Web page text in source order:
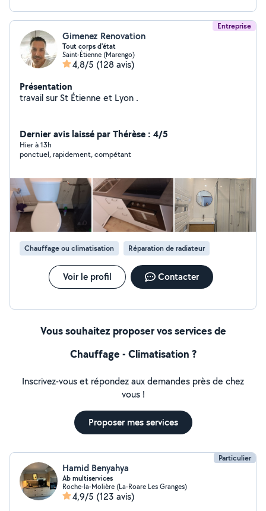
Entreprise
Gimenez Renovation
Tout corps d'état
Saint-Étienne (Marengo)
4,8/5 (128 avis)
Présentation
travail sur St Étienne et Lyon .
Dernier avis laissé par Thérèse : 4/5
Hier à 13h
ponctuel, rapidement, compétant
Chauffage ou climatisation Réparation de radiateur
Voir le profil Contacter
Vous souhaitez proposer vos services de
Chauffage - Climatisation ?
Inscrivez-vous et répondez aux demandes près de chez
vous !
Proposer mes services
Particulier
Hamid Benyahya
Ab multiservices
Roche-la-Molière (La-Roare Les Granges)
4,9/5 (123 avis)